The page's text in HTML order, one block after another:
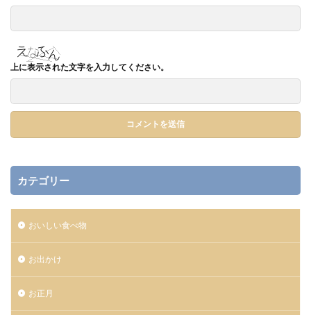
上に表示された文字を入力してください。
カテゴリー
おいしい食べ物
お出かけ
お正月